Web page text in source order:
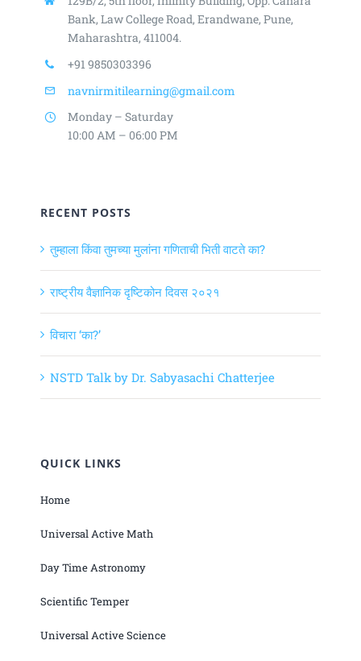
Bank, Law College Road, Erandwane, Pune,
Maharashtra, 411004.
+91 9850303396
navnirmitilearning@gmail.com
Monday – Saturday
10:00 AM – 06:00 PM
RECENT POSTS
तुम्हाला किंवा तुमच्या मुलांना गणिताची भिती वाटते का?
राष्ट्रीय वैज्ञानिक दृष्टिकोन दिवस २०२१
विचारा ‘का?’
NSTD Talk by Dr. Sabyasachi Chatterjee
QUICK LINKS
Home
Universal Active Math
Day Time Astronomy
Scientific Temper
Universal Active Science